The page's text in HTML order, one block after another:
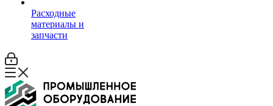
Расходные
материалы и
запчасти